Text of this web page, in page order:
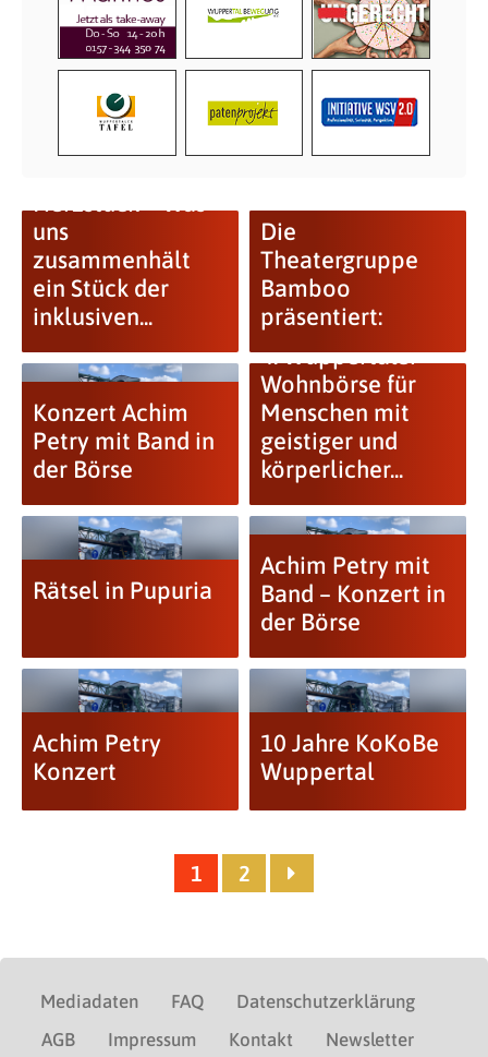
uns
zusammenhält
ein Stück der
inklusiven...
Die
Theatergruppe
Bamboo
präsentiert:
Konzert Achim
Petry mit Band in
der Börse
4. Wuppertaler
Wohnbörse für
Menschen mit
geistiger und
körperlicher...
Rätsel in Pupuria
Achim Petry mit
Band – Konzert in
der Börse
Achim Petry
Konzert
10 Jahre KoKoBe
Wuppertal
1 2
Mediadaten FAQ
Datenschutzerklärung
AGB
Impressum Kontakt Newsletter